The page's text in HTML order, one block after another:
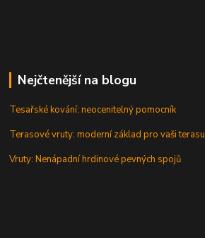
Nejčtenější na blogu
Tesařské kování: neocenitelný pomocník
Terasové vruty: moderní základ pro vaši terasu
Vruty: Nenápadní hrdinové pevných spojů